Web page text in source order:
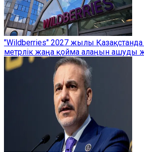
"Wildberries" 2027 жылы
метрлік жаңа қойма алаңын ашуды